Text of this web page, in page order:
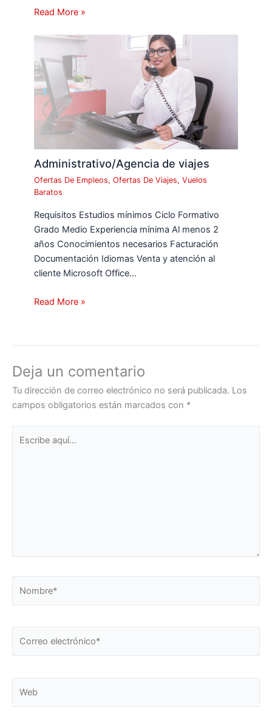
Read More »
Administrativo/Agencia de viajes
Ofertas De Empleos,Ofertas De Viajes,Vuelos
Baratos
Requisitos Estudios mínimos Ciclo Formativo
Grado Medio Experiencia mínima Al menos 2
años Conocimientos necesarios Facturación
Documentación Idiomas Venta y atención al
cliente Microsoft Office…
Read More »
Deja un comentario
Tu dirección de correo electrónico no será publicada. Los
campos obligatorios están marcados con *
aquí...
electrónico*